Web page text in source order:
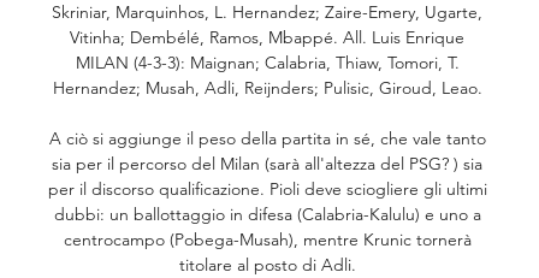
Skriniar, Marquinhos, L. Hernandez; Zaire-Emery, Ugarte,
Vitinha; Dembélé, Ramos, Mbappé. All. Luis Enrique
MILAN (4-3-3): Maignan; Calabria, Thiaw, Tomori, T.
Hernandez; Musah, Adli, Reijnders; Pulisic, Giroud, Leao.
A ciò si aggiunge il peso della partita in sé, che vale tanto
sia per il percorso del Milan (sarà all'altezza del PSG? ) sia
per il discorso qualificazione. Pioli deve sciogliere gli ultimi
dubbi: un ballottaggio in difesa (Calabria-Kalulu) e uno a
centrocampo (Pobega-Musah), mentre Krunic tornerà
titolare al posto di Adli.